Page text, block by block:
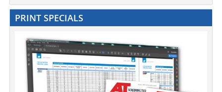
PRINT SPECIALS